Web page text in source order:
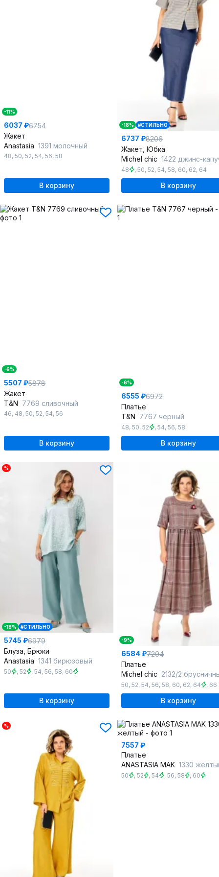
-11%
6037 ₽6754
Жакет
Anastasia 1391 молочный
48, 50, 52, 54, 56, 58
В корзину
-18% #СТИЛЬНО
6737 ₽8206
Жакет, Юбка
Michel chic 1422 джинс-
48 , 50, 52, 54, 58, 60, 62, 64
В корзину
-6%
5507 ₽5878
Жакет
T&N 7769 сливочный
46, 48, 50, 52, 54, 56
В корзину
-6%
6555 ₽6972
Платье
T&N 7767 черный
48, 50, 52 , 54, 56, 58
В корзину
%
-18% #СТИЛЬНО
5745 ₽6979
Блуза, Брюки
Anastasia 1341 бирюзовый
50 , 52 , 54, 56, 58, 60
В корзину
-9%
6584 ₽7204
Платье
Michel chic 2132/2
50, 52, 54, 56, 58, 60, 62, 64 , 66
В корзину
%
7557 ₽
Платье
ANASTASIA MAK 1330
50 , 52 , 54 , 56, 58 , 60